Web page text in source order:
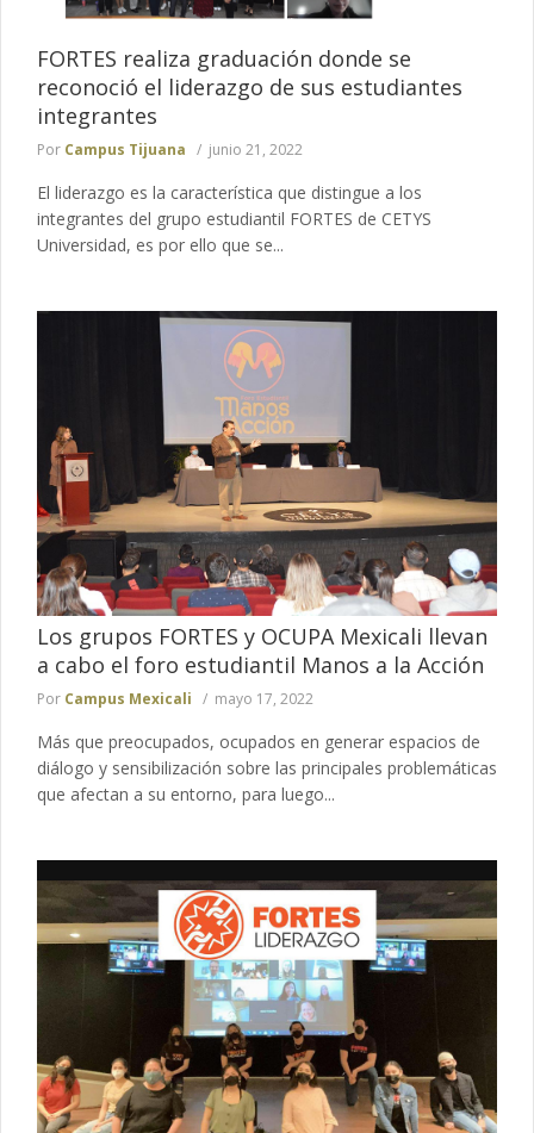
FORTES realiza graduación donde se
reconoció el liderazgo de sus estudiantes
integrantes
Por Campus Tijuana junio 21, 2022
El liderazgo es la característica que distingue a los
integrantes del grupo estudiantil FORTES de CETYS
Universidad, es por ello que se...
Los grupos FORTES y OCUPA Mexicali llevan
a cabo el foro estudiantil Manos a la Acción
Por Campus Mexicali mayo 17, 2022
Más que preocupados, ocupados en generar espacios de
diálogo y sensibilización sobre las principales problemáticas
que afectan a su entorno, para luego...